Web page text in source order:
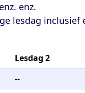
enz.
lesdag
Lesdag 2
--